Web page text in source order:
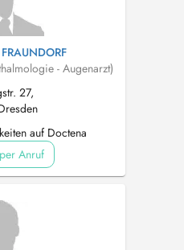
- Augenarzt)
27,
auf Doctena
Anruf